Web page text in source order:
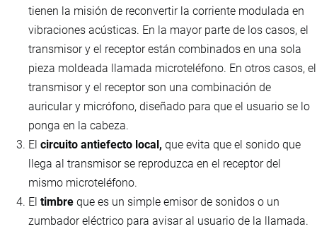
tienen la misión de reconvertir la corriente modulada en
vibraciones acústicas. En la mayor parte de los casos, el
transmisor y el receptor están combinados en una sola
pieza moldeada llamada microteléfono. En otros casos, el
transmisor y el receptor son una combinación de
auricular y micrófono, diseñado para que el usuario se lo
ponga en la cabeza.
El circuito antiefecto local, que evita que el sonido que
llega al transmisor se reproduzca en el receptor del
mismo microteléfono.
El timbre que es un simple emisor de sonidos o un
zumbador eléctrico para avisar al usuario de la llamada.